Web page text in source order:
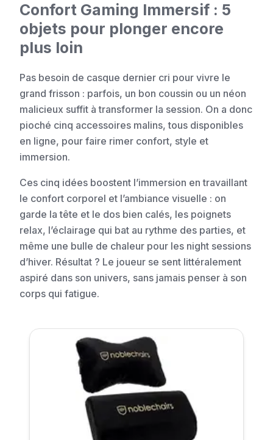
Confort Gaming Immersif : 5
objets pour plonger encore
plus loin
Pas besoin de casque dernier cri pour vivre le
grand frisson : parfois, un bon coussin ou un néon
malicieux suffit à transformer la session. On a donc
pioché cinq accessoires malins, tous disponibles
en ligne, pour faire rimer confort, style et
immersion.
Ces cinq idées boostent l’immersion en travaillant
le confort corporel et l’ambiance visuelle : on
garde la tête et le dos bien calés, les poignets
relax, l’éclairage qui bat au rythme des parties, et
même une bulle de chaleur pour les night sessions
d’hiver. Résultat ? Le joueur se sent littéralement
aspiré dans son univers, sans jamais penser à son
corps qui fatigue.